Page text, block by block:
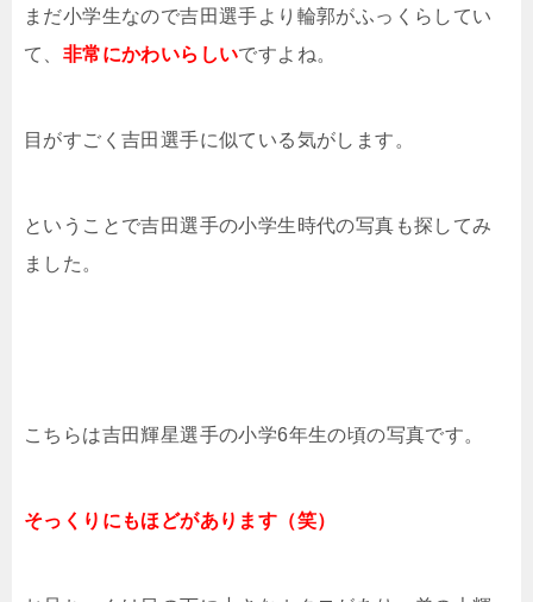
まだ小学生なので吉田選手より輪郭がふっくらしてい
て、 非常にかわいらしいですよね。
目がすごく吉田選手に似ている気がします。
ということで吉田選手の小学生時代の写真も探してみ
ました。
こちらは吉田輝星選手の小学6年生の頃の写真です。
そっくりにもほどがあります（笑）